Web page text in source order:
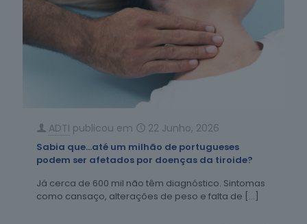
ADTI publicou em 22 Junho, 2026
Sabia que…até um milhão de portugueses
podem ser afetados por doenças da tiroide?
Já cerca de 600 mil não têm diagnóstico. Sintomas
como cansaço, alterações de peso e falta de […]